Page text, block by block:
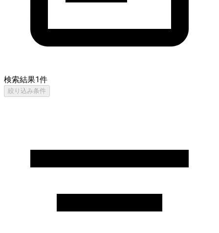
検索結果1件
絞り込み条件